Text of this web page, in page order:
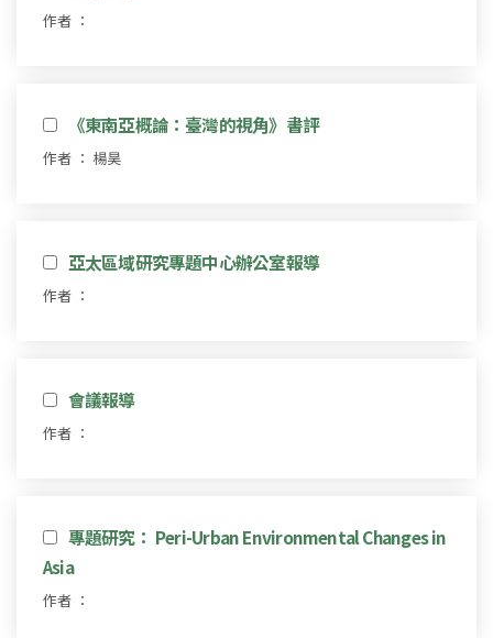
作者 ：
《東南亞概論：臺灣的視角》書評
作者 ： 楊昊
亞太區域研究專題中心辦公室報導
作者 ：
會議報導
作者 ：
專題研究： Peri-Urban Environmental Changes in
Asia
作者 ：